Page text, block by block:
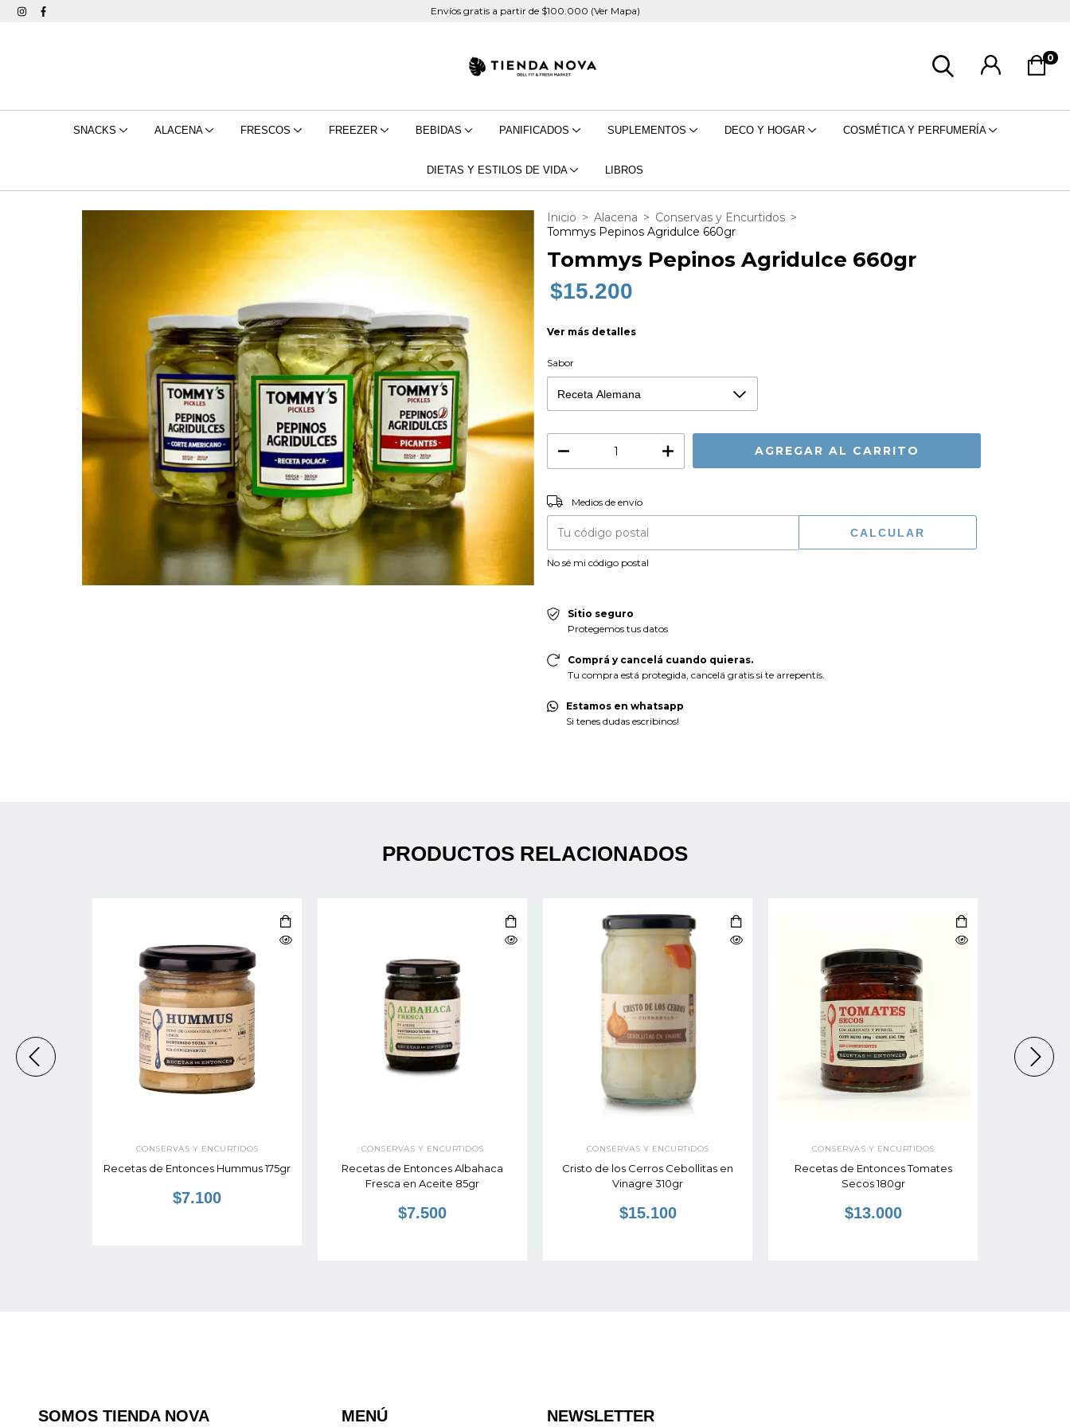
Envíos gratis a partir de $100.000 (Ver Mapa)
0
SNACKS ALACENA FRESCOS FREEZER BEBIDAS PANIFICADOS SUPLEMENTOS DECO Y HOGAR COSMÉTICA Y PERFUMERÍA
DIETAS Y ESTILOS DE VIDA LIBROS
Inicio > Alacena > Conservas y Encurtidos >
Tommys Pepinos Agridulce 660gr
Tommys Pepinos Agridulce 660gr
$15.200
Ver más detalles
Sabor
Entregas para el CP:
Medios de envío
CALCULAR
No sé mi código postal
Sitio seguro
Protegemos tus datos
Comprá y cancelá cuando quieras.
Tu compra está protegida, cancelá gratis si te arrepentís.
Estamos en whatsapp
Si tenes dudas escribinos!
PRODUCTOS RELACIONADOS
CONSERVAS Y ENCURTIDOS
Recetas de Entonces Hummus 175gr
$7.100
CONSERVAS Y ENCURTIDOS
Recetas de Entonces Albahaca
Fresca en Aceite 85gr
$7.500
CONSERVAS Y ENCURTIDOS
Cristo de los Cerros Cebollitas en
Vinagre 310gr
$15.100
CONSERVAS Y ENCURTIDOS
Recetas de Entonces Tomates
Secos 180gr
$13.000
SOMOS TIENDA NOVA MENÚ NEWSLETTER